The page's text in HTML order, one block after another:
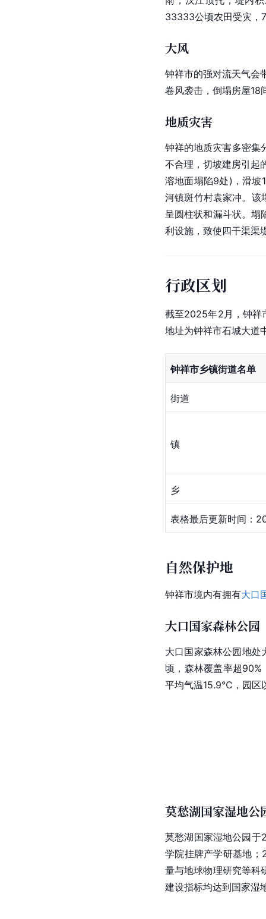
33333公顷农田受灾，
大风
钟祥市的强对流天气会
卷风袭击，倒塌房屋18
地质灾害
钟祥的地质灾害多密集
不合理，切坡建房引起
溶地面塌陷9处)，滑坡
河镇斑竹村袁家冲。该
呈圆柱状和漏斗状。塌
利设施 ，致使四干渠
行政区划
截至2025年2月，钟祥
地址为钟祥市石城大道
钟祥市乡镇街道名单
街道
镇
乡
表格最后更新时间：
自然保护地
钟祥市境内有拥有大口
大口国家森林公园
大口国家森林公园地
顷，森林覆盖率超
平均气温15.9℃，园区
莫愁湖国家湿地公
莫愁湖国家湿地公园于
学院挂牌产学研基地；
量与地球物理研究等科
建设指标均达到国家湿